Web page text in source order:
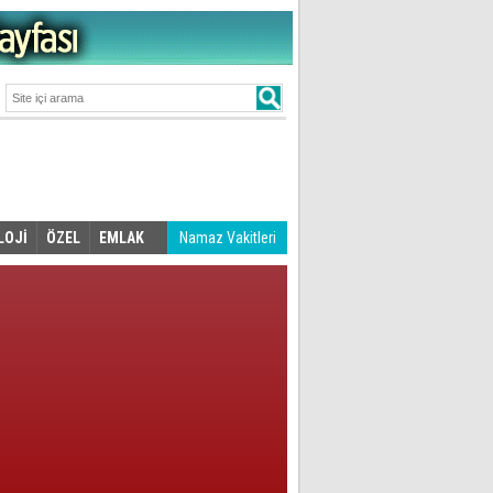
Namaz Vakitleri
ÖZEL EMLAK